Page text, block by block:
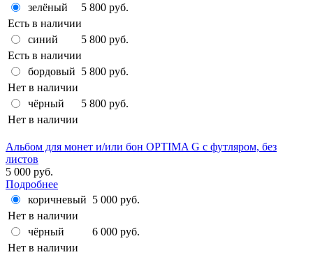
зелёный
5 800 руб.
Есть в наличии
синий
5 800 руб.
Есть в наличии
бордовый 5 800 руб.
Нет в наличии
чёрный
5 800 руб.
Нет в наличии
Альбом для монет и/или бон OPTIMA G с футляром, без
листов
5 000 руб.
Подробнее
коричневый 5 000 руб.
Нет в наличии
чёрный
6 000 руб.
Нет в наличии